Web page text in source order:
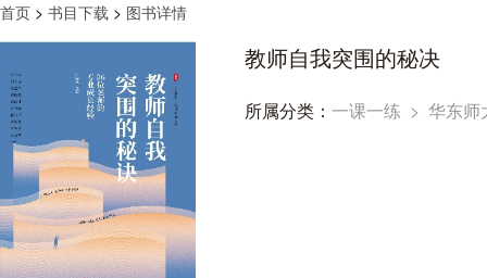
首页 > 书目下载 > 图书详情
教师自我突围的秘决
所属分类： 一课一练 > 华东师